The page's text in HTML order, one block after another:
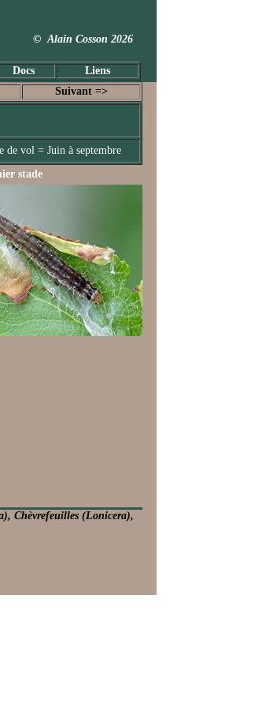
© Alain Cosson 2026
Docs Liens
Suivant =>
de vol = Juin à septembre
stade
Chèvrefeuilles (Lonicera),